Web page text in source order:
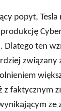
popyt,
produkcję
Dlatego ten
związany
z faktycznym
ze